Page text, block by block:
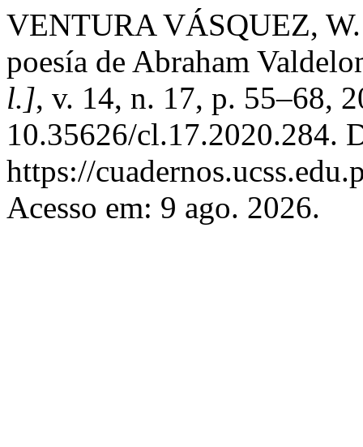
VENTURA VÁSQUEZ,
poesí­a de Abraham
l.], v. 14, n. 17, p. 55–68,
10.35626/cl.17.2020.284.
https://
Acesso em: 9 ago. 2026.